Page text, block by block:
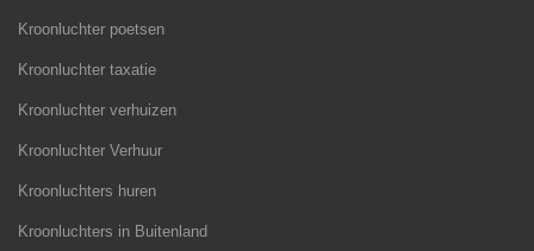
Kroonluchter poetsen
Kroonluchter taxatie
Kroonluchter verhuizen
Kroonluchter Verhuur
Kroonluchters huren
Kroonluchters in Buitenland